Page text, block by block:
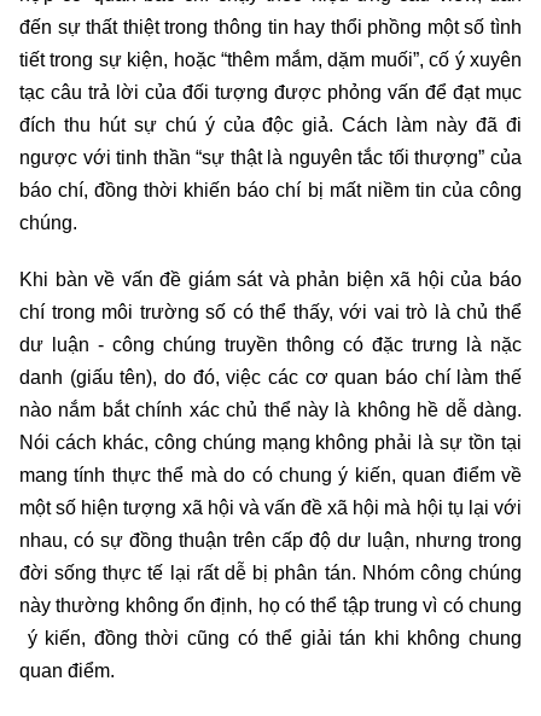
đến sự thất thiệt trong thông tin hay thổi phồng một số tình
tiết trong sự kiện, hoặc “thêm mắm, dặm muối”, cố ý xuyên
tạc câu trả lời của đối tượng được phỏng vấn để đạt mục
đích thu hút sự chú ý của độc giả. Cách làm này đã đi
ngược với tinh thần “sự thật là nguyên tắc tối thượng” của
báo chí, đồng thời khiến báo chí bị mất niềm tin của công
chúng.
Khi bàn về vấn đề giám sát và phản biện xã hội của báo
chí trong môi trường số có thể thấy, với vai trò là chủ thể
dư luận - công chúng truyền thông có đặc trưng là nặc
danh (giấu tên), do đó, việc các cơ quan báo chí làm thế
nào nắm bắt chính xác chủ thể này là không hề dễ dàng.
Nói cách khác, công chúng mạng không phải là sự tồn tại
mang tính thực thể mà do có chung ý kiến, quan điểm về
một số hiện tượng xã hội và vấn đề xã hội mà hội tụ lại với
nhau, có sự đồng thuận trên cấp độ dư luận, nhưng trong
đời sống thực tế lại rất dễ bị phân tán. Nhóm công chúng
này thường không ổn định, họ có thể tập trung vì có chung
ý kiến, đồng thời cũng có thể giải tán khi không chung
quan điểm.